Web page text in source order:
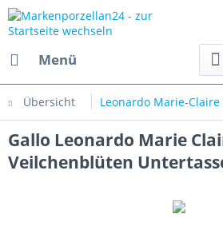
Menü
Übersicht Leonardo Marie-Claire
Gallo Leonardo Marie
Veilchenblüten